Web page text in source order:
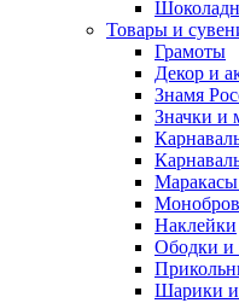
Товары и
Грамоты
Декор и
Знамя
Значки и
Маракасы
Наклейки
Ободки и
Шарики и